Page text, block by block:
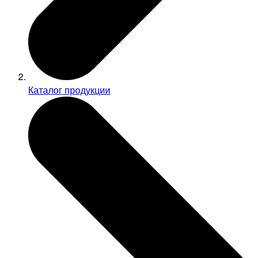
Каталог продукции